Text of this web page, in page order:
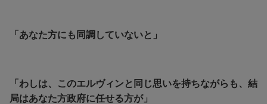
「あなた方にも同調していないと」
「わしは、このエルヴィンと同じ思いを持ちながらも、結
局はあなた方政府に任せる方が」